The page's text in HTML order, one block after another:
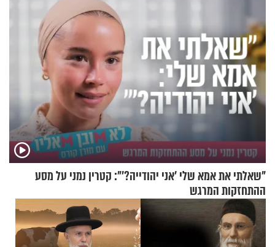
"שאלתי את אמא שלי 'אני יהודייה?'": קטרין נמני על מסע
ההתחזקות המרגש